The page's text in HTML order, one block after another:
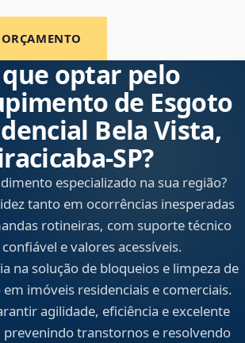
optar pelo
de Esgoto
Bela Vista,
especializado na sua região?
tanto em ocorrências inesperadas
rotineiras, com suporte técnico
e valores acessíveis.
na solução de bloqueios e limpeza de
imóveis residenciais e comerciais.
agilidade, eficiência e excelente
prevenindo transtornos e resolvendo